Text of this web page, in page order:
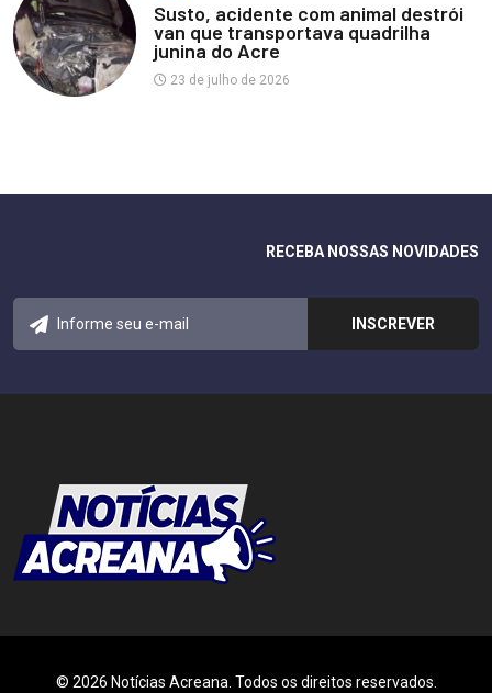
Susto, acidente com animal destrói
van que transportava quadrilha
junina do Acre
23 de julho de 2026
RECEBA NOSSAS NOVIDADES
© 2026 Notícias Acreana. Todos os direitos reservados.